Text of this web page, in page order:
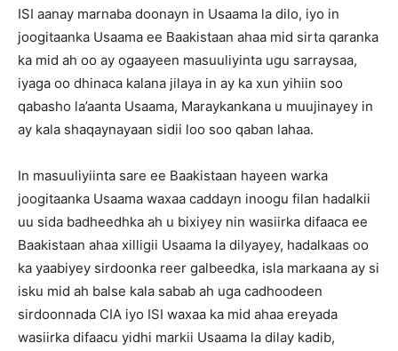
ISI aanay marnaba doonayn in Usaama la dilo, iyo in
joogitaanka Usaama ee Baakistaan ahaa mid sirta qaranka
ka mid ah oo ay ogaayeen masuuliyinta ugu sarraysaa,
iyaga oo dhinaca kalana jilaya in ay ka xun yihiin soo
qabasho la’aanta Usaama, Maraykankana u muujinayey in
ay kala shaqaynayaan sidii loo soo qaban lahaa.
In masuuliyiinta sare ee Baakistaan hayeen warka
joogitaanka Usaama waxaa caddayn inoogu filan hadalkii
uu sida badheedhka ah u bixiyey nin wasiirka difaaca ee
Baakistaan ahaa xilligii Usaama la dilyayey, hadalkaas oo
ka yaabiyey sirdoonka reer galbeedka, isla markaana ay si
isku mid ah balse kala sabab ah uga cadhoodeen
sirdoonnada CIA iyo ISI waxaa ka mid ahaa ereyada
wasiirka difaacu yidhi markii Usaama la dilay kadib,